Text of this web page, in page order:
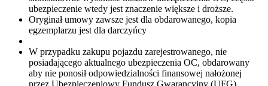
ubezpieczenie wtedy jest znaczenie większe i droższe.
Oryginał umowy zawsze jest dla obdarowanego, kopia
egzemplarzu jest dla darczyńcy
W przypadku zakupu pojazdu zarejestrowanego, nie
posiadającego aktualnego ubezpieczenia OC, obdarowany
aby nie ponosił odpowiedzialności finansowej nałożonej
przez Ubezpieczeniowy Fundusz Gwarancyjny (UFG)